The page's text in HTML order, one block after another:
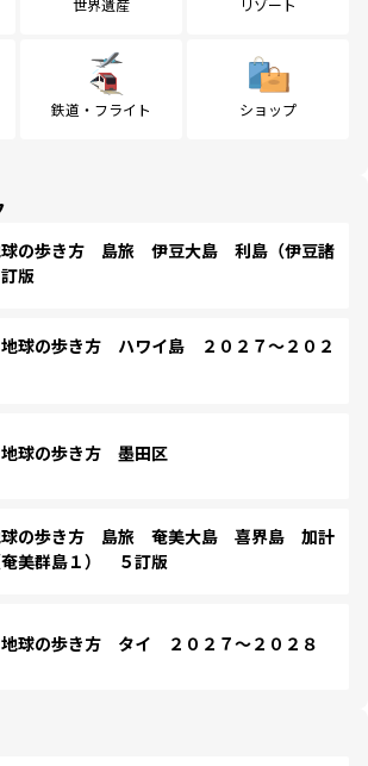
鉄道・フライト ショップ
の歩き方 島旅 伊豆大島 利島（伊豆諸
版
球の歩き方 ハワイ島 ２０２７～２０２
球の歩き方 墨田区
の歩き方 島旅 奄美大島 喜界島 加計
美群島１） ５訂版
球の歩き方 タイ ２０２７～２０２８